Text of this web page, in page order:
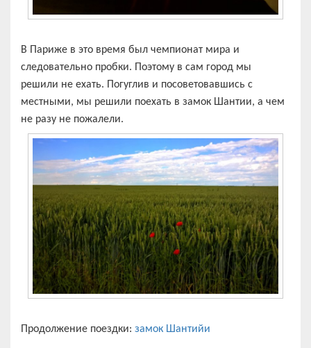
В Париже в это время был чемпионат мира и
следовательно пробки. Поэтому в сам город мы
решили не ехать. Погуглив и посоветовавшись с
местными, мы решили поехать в замок Шантии, а чем
не разу не пожалели.
Продолжение поездки: замок Шантийи